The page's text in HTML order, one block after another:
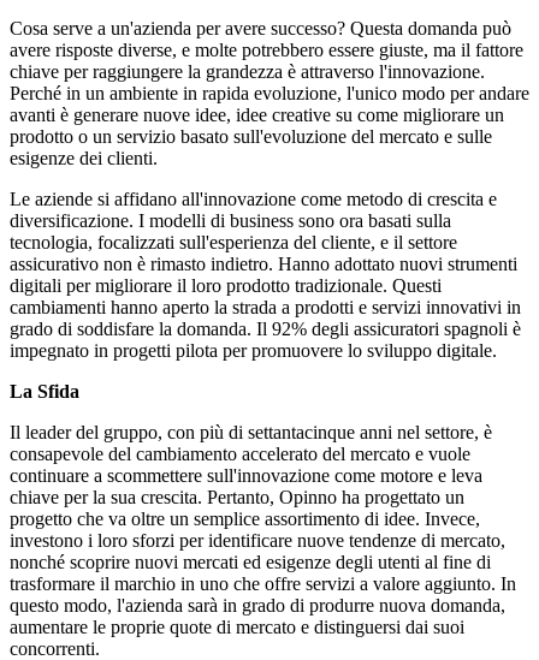
Cosa serve a un'azienda per avere successo? Questa domanda può
avere risposte diverse, e molte potrebbero essere giuste, ma il fattore
chiave per raggiungere la grandezza è attraverso l'innovazione.
Perché in un ambiente in rapida evoluzione, l'unico modo per andare
avanti è generare nuove idee, idee creative su come migliorare un
prodotto o un servizio basato sull'evoluzione del mercato e sulle
esigenze dei clienti.
Le aziende si affidano all'innovazione come metodo di crescita e
diversificazione. I modelli di business sono ora basati sulla
tecnologia, focalizzati sull'esperienza del cliente, e il settore
assicurativo non è rimasto indietro. Hanno adottato nuovi strumenti
digitali per migliorare il loro prodotto tradizionale. Questi
cambiamenti hanno aperto la strada a prodotti e servizi innovativi in
grado di soddisfare la domanda. Il 92% degli assicuratori spagnoli è
impegnato in progetti pilota per promuovere lo sviluppo digitale.
La Sfida
Il leader del gruppo, con più di settantacinque anni nel settore, è
consapevole del cambiamento accelerato del mercato e vuole
continuare a scommettere sull'innovazione come motore e leva
chiave per la sua crescita. Pertanto, Opinno ha progettato un
progetto che va oltre un semplice assortimento di idee. Invece,
investono i loro sforzi per identificare nuove tendenze di mercato,
nonché scoprire nuovi mercati ed esigenze degli utenti al fine di
trasformare il marchio in uno che offre servizi a valore aggiunto. In
questo modo, l'azienda sarà in grado di produrre nuova domanda,
aumentare le proprie quote di mercato e distinguersi dai suoi
concorrenti.